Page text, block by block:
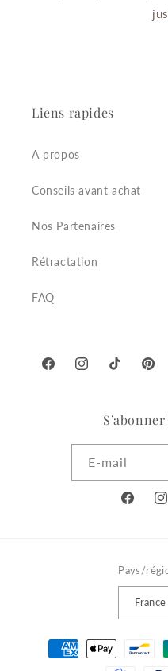
Liens rapides
A propos
Conseils avant achat
Nos Partenaires
Rétractation
FAQ
FacebookInstagramTikTok
E-mail
Facebook
Pays/
Moyens